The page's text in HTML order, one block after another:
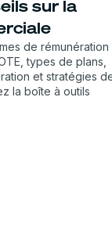
sur la
de rémunération
types de plans,
et stratégies
la boîte à outils